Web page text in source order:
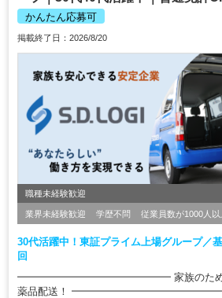
かんたん応募可
掲載終了日：2026/8/20
職種未経験歓迎
業界未経験歓迎 学歴不問 従業員数が1000人以
30代活躍中！東証プライム上場グループ／
回
━━━━━━━━━━━━━━━ 家族のために
薬品配送！ ━━━━━━━━━━━━━━━ 「